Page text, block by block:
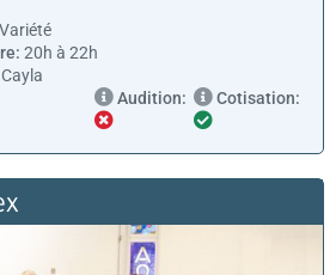
20h à 22h
Audition: Cotisation: